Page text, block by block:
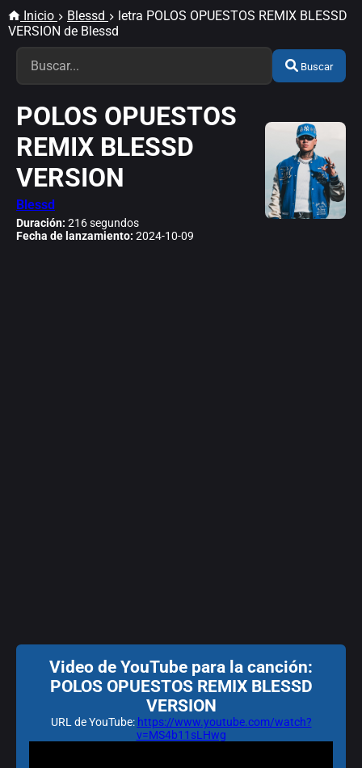
Inicio Blessd
letra POLOS OPUESTOS REMIX BLESSD
VERSION de Blessd
Buscar
POLOS OPUESTOS
REMIX BLESSD
VERSION
Blessd
Duración: 216 segundos
Fecha de lanzamiento: 2024-10-09
Video de YouTube para la canción:
POLOS OPUESTOS REMIX BLESSD
VERSION
URL de YouTube: https://www.youtube.com/watch?
v=MS4b11sLHwg